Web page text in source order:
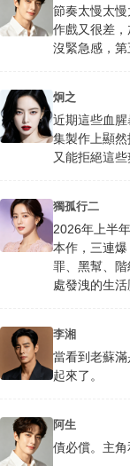
節奏太慢太
作戲又很差
沒緊急感，
炯之
近期這些血
集製作上顯
又能拒絕這些
獨孤行二
2026年上半
本作，三連
罪、黑幫、
處發洩的生活
李湘
當看到老蘇
起來了。
阿生
債必償。主角